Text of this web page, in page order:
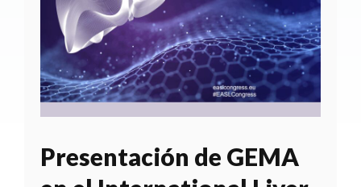
Presentación de GEMA